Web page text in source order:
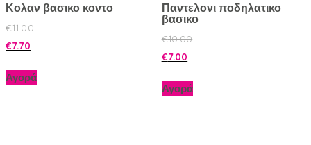
Κολαν βασικο κοντο
€11.00
€7.70
Αγορά
Παντελονι ποδηλατικο
βασικο
€10.00
€7.00
Αγορά